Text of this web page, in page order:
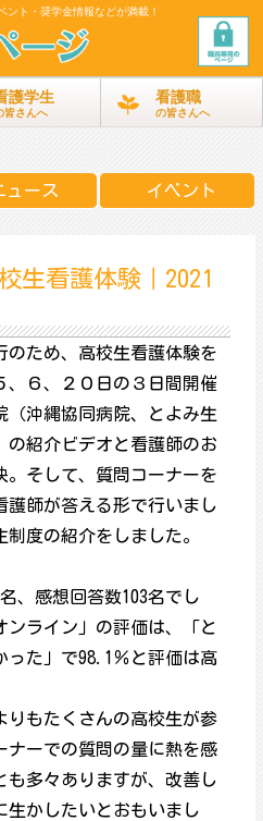
ント・奨学金情報などが満載！
護学生
皆さんへ
看護職
の皆さんへ
ュース イベント
生看護体験｜2021
のため、高校生看護体験を
、６、２０日の３日間開催
（沖縄協同病院、とよみ生
の紹介ビデオと看護師のお
。そして、質問コーナーを
護師が答える形で行いまし
度の紹介をしました。
、感想回答数103名でし
ンライン」の評価は、「と
った」で98.1％と評価は高
りもたくさんの高校生が参
ナーでの質問の量に熱を感
も多々ありますが、改善し
生かしたいとおもいまし